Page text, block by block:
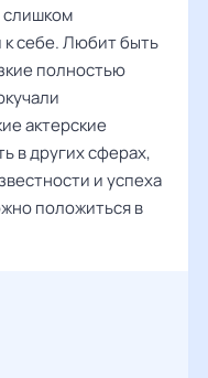
слишком
себе. Любит быть
полностью
актерские
в других сферах,
и успеха
положиться в